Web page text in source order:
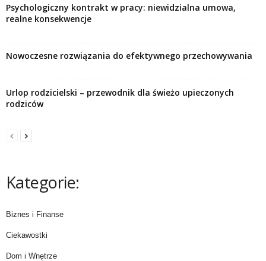
Psychologiczny kontrakt w pracy: niewidzialna umowa,
realne konsekwencje
Nowoczesne rozwiązania do efektywnego przechowywania
Urlop rodzicielski – przewodnik dla świeżo upieczonych
rodziców
Kategorie:
Biznes i Finanse
Ciekawostki
Dom i Wnętrze